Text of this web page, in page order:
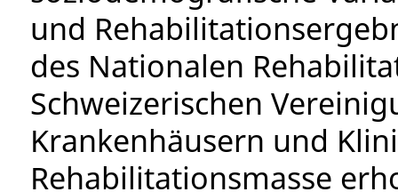
und
des Nationalen
Schweizerischen
Krankenhäusern und
Rehabilitationsmasse